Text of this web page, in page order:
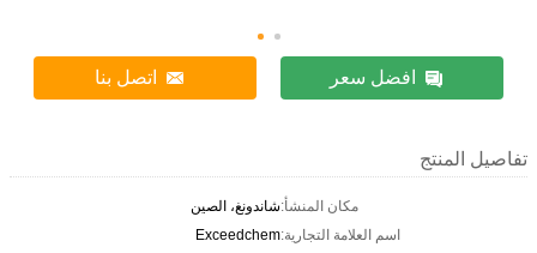
افضل سعر اتصل بنا
تفاصيل المنتج
مكان المنشأ:شاندونغ، الصين
اسم العلامة التجارية:Exceedchem